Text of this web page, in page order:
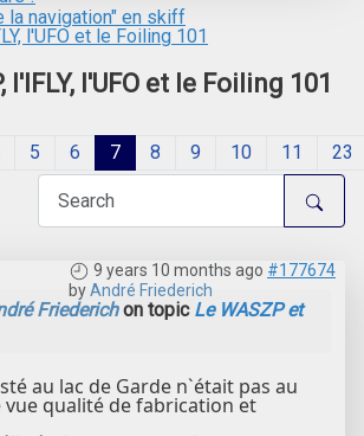
la navigation" en skiff
l'UFO et le Foiling 101
l'IFLY, l'UFO et le Foiling 101
5 6 7 8 9 10 11 23
9 years 10 months ago #177674
byAndré Friederich
Friederichon topic Le WASZP et
au lac de Garde n`était pas au
qualité de fabrication et